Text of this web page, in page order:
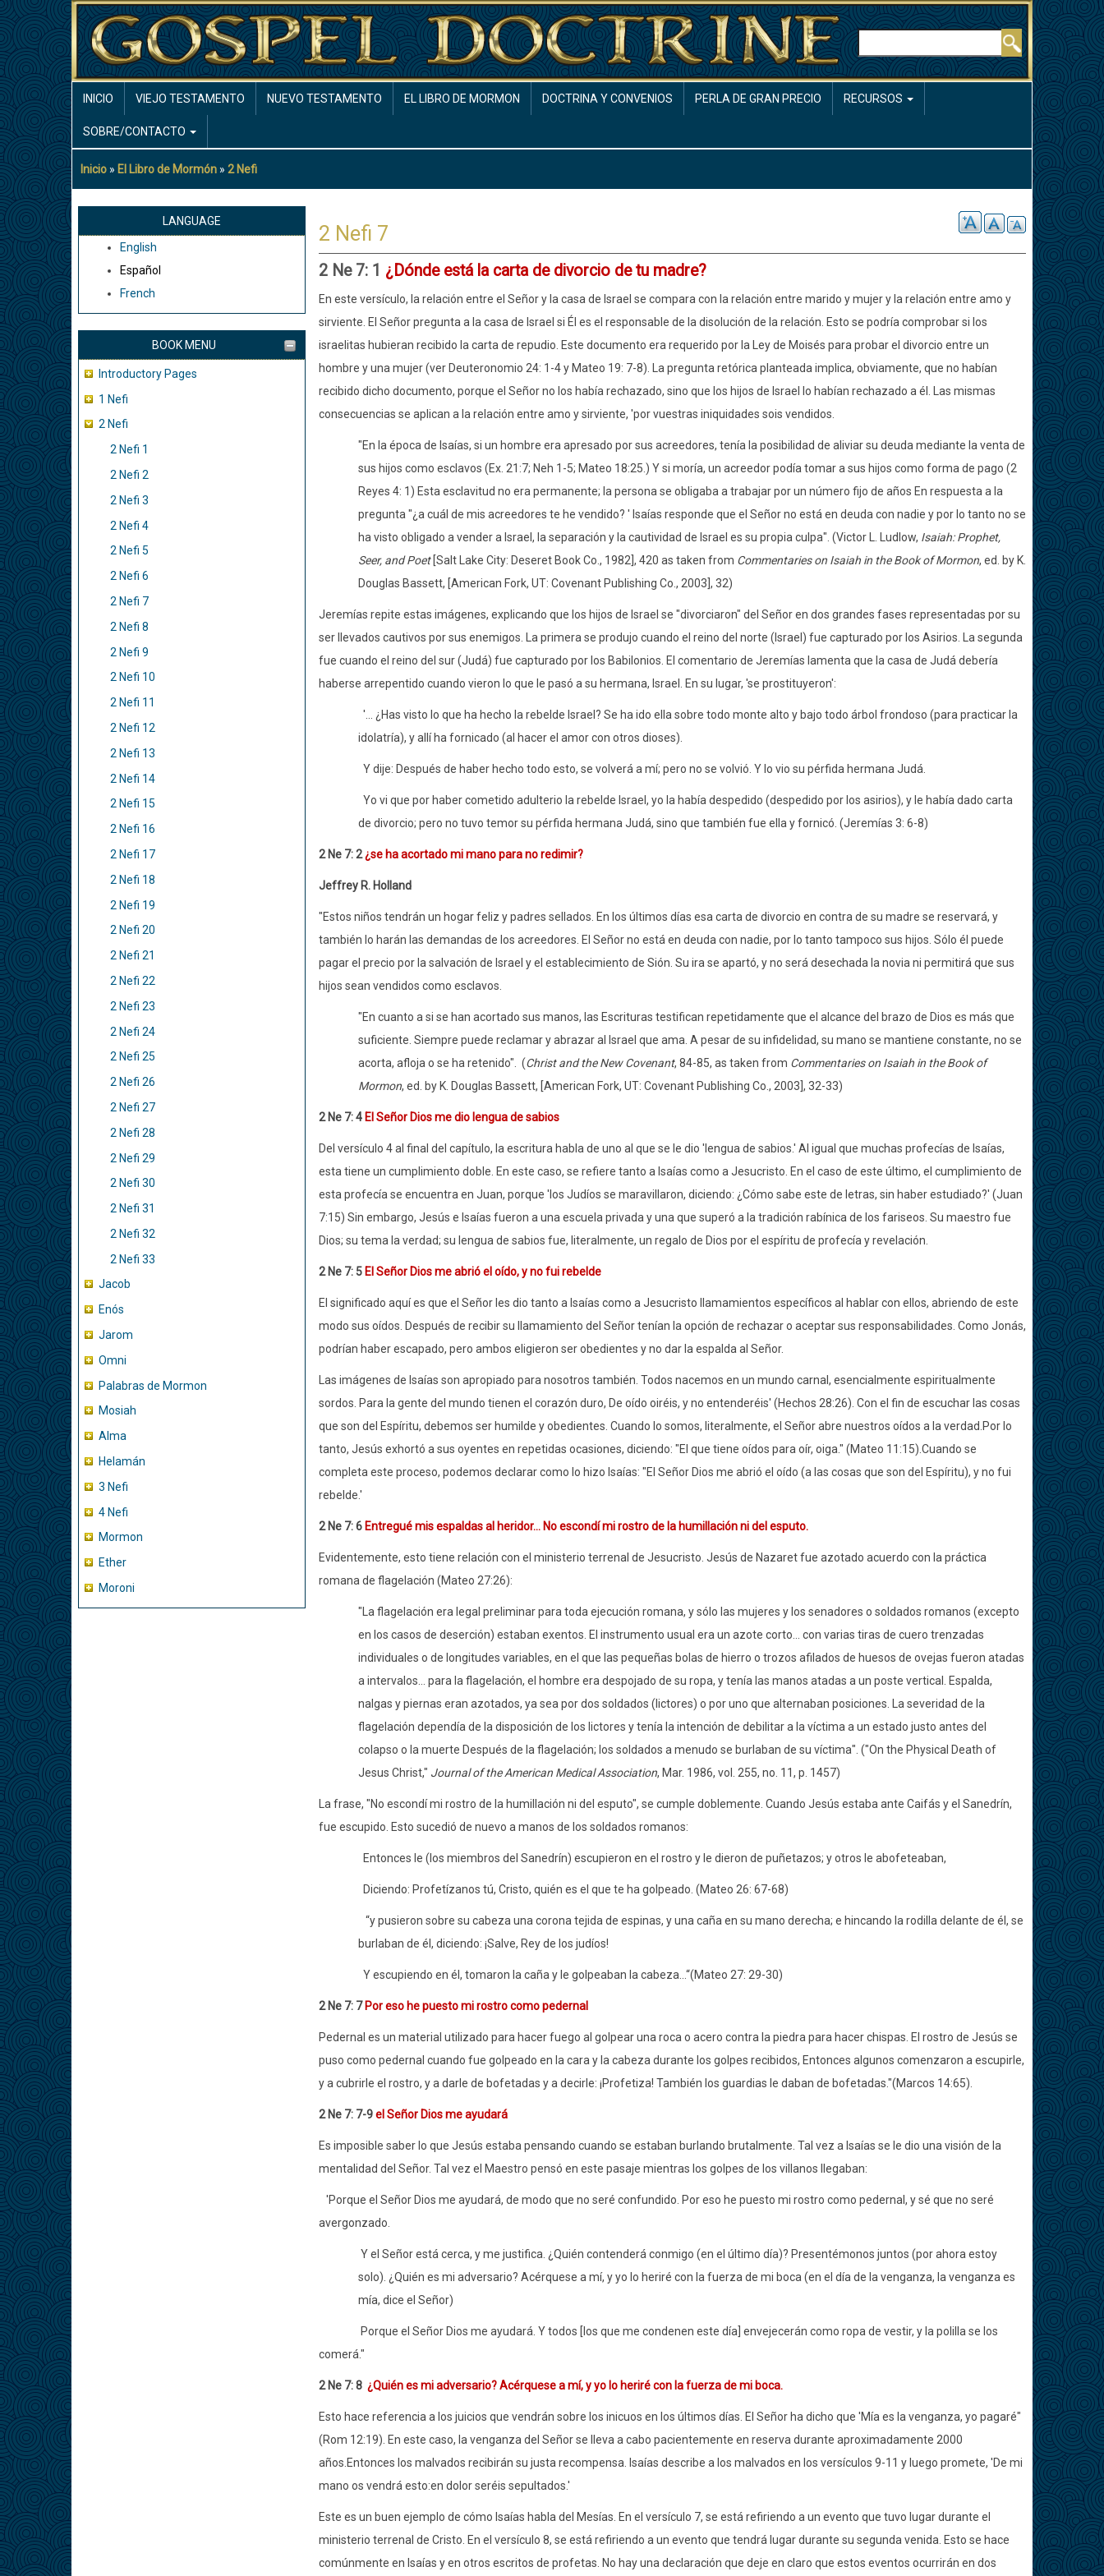
Pasar
al
contenido
principal
Buscar
NAVIGATION
INICIO VIEJO TESTAMENTO NUEVO TESTAMENTO EL LIBRO DE MORMON DOCTRINA Y CONVENIOS PERLA DE GRAN PRECIO RECURSOS
SOBRE/CONTACTO
Sobrescribir
enlaces
ayuda
navegación
Inicio El Libro de Mormón 2 Nefi
LANGUAGE
English
Español
French
BOOK MENU
Introductory Pages
1 Nefi
2 Nefi
2 Nefi 1
2 Nefi 2
2 Nefi 3
2 Nefi 4
2 Nefi 5
2 Nefi 6
2 Nefi 7
2 Nefi 8
2 Nefi 9
2 Nefi 10
2 Nefi 11
2 Nefi 12
2 Nefi 13
2 Nefi 14
2 Nefi 15
2 Nefi 16
2 Nefi 17
2 Nefi 18
2 Nefi 19
2 Nefi 20
2 Nefi 21
2 Nefi 22
2 Nefi 23
2 Nefi 24
2 Nefi 25
2 Nefi 26
2 Nefi 27
2 Nefi 28
2 Nefi 29
2 Nefi 30
2 Nefi 31
2 Nefi 32
2 Nefi 33
Jacob
Enós
Jarom
Omni
Palabras de Mormon
Mosiah
Alma
Helamán
3 Nefi
4 Nefi
Mormon
Ether
Moroni
2 Nefi 7
2 Ne 7: 1 ¿Dónde está la carta de divorcio de tu madre?
En este versículo, la relación entre el Señor y la casa de Israel se compara con la relación entre marido y mujer y la relación entre amo y
sirviente. El Señor pregunta a la casa de Israel si Él es el responsable de la disolución de la relación. Esto se podría comprobar si los
israelitas hubieran recibido la carta de repudio. Este documento era requerido por la Ley de Moisés para probar el divorcio entre un
hombre y una mujer (ver Deuteronomio 24: 1-4 y Mateo 19: 7-8). La pregunta retórica planteada implica, obviamente, que no habían
recibido dicho documento, porque el Señor no los había rechazado, sino que los hijos de Israel lo habían rechazado a él. Las mismas
consecuencias se aplican a la relación entre amo y sirviente, 'por vuestras iniquidades sois vendidos.
"En la época de Isaías, si un hombre era apresado por sus acreedores, tenía la posibilidad de aliviar su deuda mediante la venta de
sus hijos como esclavos (Ex. 21:7; Neh 1-5; Mateo 18:25.) Y si moría, un acreedor podía tomar a sus hijos como forma de pago (2
Reyes 4: 1) Esta esclavitud no era permanente; la persona se obligaba a trabajar por un número fijo de años En respuesta a la
pregunta "¿a cuál de mis acreedores te he vendido? ' Isaías responde que el Señor no está en deuda con nadie y por lo tanto no se
ha visto obligado a vender a Israel, la separación y la cautividad de Israel es su propia culpa". (Victor L. Ludlow, Isaiah: Prophet,
Seer, and Poet[Salt Lake City: Deseret Book Co., 1982], 420 as taken from Commentaries on Isaiah in the Book of Mormon, ed. by K.
Douglas Bassett, [American Fork, UT: Covenant Publishing Co., 2003], 32)
Jeremías repite estas imágenes, explicando que los hijos de Israel se "divorciaron" del Señor en dos grandes fases representadas por su
ser llevados cautivos por sus enemigos. La primera se produjo cuando el reino del norte (Israel) fue capturado por los Asirios. La segunda
fue cuando el reino del sur (Judá) fue capturado por los Babilonios. El comentario de Jeremías lamenta que la casa de Judá debería
haberse arrepentido cuando vieron lo que le pasó a su hermana, Israel. En su lugar, 'se prostituyeron':
'... ¿Has visto lo que ha hecho la rebelde Israel? Se ha ido ella sobre todo monte alto y bajo todo árbol frondoso (para practicar la
idolatría), y allí ha fornicado (al hacer el amor con otros dioses).
Y dije: Después de haber hecho todo esto, se volverá a mí; pero no se volvió. Y lo vio su pérfida hermana Judá.
Yo vi que por haber cometido adulterio la rebelde Israel, yo la había despedido (despedido por los asirios), y le había dado carta
de divorcio; pero no tuvo temor su pérfida hermana Judá, sino que también fue ella y fornicó. (Jeremías 3: 6-8)
2 Ne 7: 2¿se ha acortado mi mano para no redimir?
Jeffrey R. Holland
"Estos niños tendrán un hogar feliz y padres sellados. En los últimos días esa carta de divorcio en contra de su madre se reservará, y
también lo harán las demandas de los acreedores. El Señor no está en deuda con nadie, por lo tanto tampoco sus hijos. Sólo él puede
pagar el precio por la salvación de Israel y el establecimiento de Sión. Su ira se apartó, y no será desechada la novia ni permitirá que sus
hijos sean vendidos como esclavos.
"En cuanto a si se han acortado sus manos, las Escrituras testifican repetidamente que el alcance del brazo de Dios es más que
suficiente. Siempre puede reclamar y abrazar al Israel que ama. A pesar de su infidelidad, su mano se mantiene constante, no se
acorta, afloja o se ha retenido". (Christ and the New Covenant, 84-85, as taken from Commentaries on Isaiah in the Book of
Mormon, ed. by K. Douglas Bassett, [American Fork, UT: Covenant Publishing Co., 2003], 32-33)
2 Ne 7: 4 El Señor Dios me dio lengua de sabios
Del versículo 4 al final del capítulo, la escritura habla de uno al que se le dio 'lengua de sabios.' Al igual que muchas profecías de Isaías,
esta tiene un cumplimiento doble. En este caso, se refiere tanto a Isaías como a Jesucristo. En el caso de este último, el cumplimiento de
esta profecía se encuentra en Juan, porque 'los Judíos se maravillaron, diciendo: ¿Cómo sabe este de letras, sin haber estudiado?' (Juan
7:15) Sin embargo, Jesús e Isaías fueron a una escuela privada y una que superó a la tradición rabínica de los fariseos. Su maestro fue
Dios; su tema la verdad; su lengua de sabios fue, literalmente, un regalo de Dios por el espíritu de profecía y revelación.
2 Ne 7: 5 El Señor Dios me abrió el oído, y no fui rebelde
El significado aquí es que el Señor les dio tanto a Isaías como a Jesucristo llamamientos específicos al hablar con ellos, abriendo de este
modo sus oídos. Después de recibir su llamamiento del Señor tenían la opción de rechazar o aceptar sus responsabilidades. Como Jonás,
podrían haber escapado, pero ambos eligieron ser obedientes y no dar la espalda al Señor.
Las imágenes de Isaías son apropiado para nosotros también. Todos nacemos en un mundo carnal, esencialmente espiritualmente
sordos. Para la gente del mundo tienen el corazón duro, De oído oiréis, y no entenderéis' (Hechos 28:26). Con el fin de escuchar las cosas
que son del Espíritu, debemos ser humilde y obedientes. Cuando lo somos, literalmente, el Señor abre nuestros oídos a la verdad.Por lo
tanto, Jesús exhortó a sus oyentes en repetidas ocasiones, diciendo: "El que tiene oídos para oír, oiga." (Mateo 11:15).Cuando se
completa este proceso, podemos declarar como lo hizo Isaías: "El Señor Dios me abrió el oído (a las cosas que son del Espíritu), y no fui
rebelde.'
2 Ne 7: 6 Entregué mis espaldas al heridor... No escondí mi rostro de la humillación ni del esputo.
Evidentemente, esto tiene relación con el ministerio terrenal de Jesucristo. Jesús de Nazaret fue azotado acuerdo con la práctica
romana de flagelación (Mateo 27:26):
"La flagelación era legal preliminar para toda ejecución romana, y sólo las mujeres y los senadores o soldados romanos (excepto
en los casos de deserción) estaban exentos. El instrumento usual era un azote corto... con varias tiras de cuero trenzadas
individuales o de longitudes variables, en el que las pequeñas bolas de hierro o trozos afilados de huesos de ovejas fueron atadas
a intervalos... para la flagelación, el hombre era despojado de su ropa, y tenía las manos atadas a un poste vertical. Espalda,
nalgas y piernas eran azotados, ya sea por dos soldados (lictores) o por uno que alternaban posiciones. La severidad de la
flagelación dependía de la disposición de los lictores y tenía la intención de debilitar a la víctima a un estado justo antes del
colapso o la muerte Después de la flagelación; los soldados a menudo se burlaban de su víctima". ("On the Physical Death of
Jesus Christ," Journal of the American Medical Association, Mar. 1986, vol. 255, no. 11, p. 1457)
La frase, "No escondí mi rostro de la humillación ni del esputo", se cumple doblemente. Cuando Jesús estaba ante Caifás y el Sanedrín,
fue escupido. Esto sucedió de nuevo a manos de los soldados romanos:
Entonces le (los miembros del Sanedrín) escupieron en el rostro y le dieron de puñetazos; y otros le abofeteaban,
Diciendo: Profetízanos tú, Cristo, quién es el que te ha golpeado. (Mateo 26: 67-68)
“y pusieron sobre su cabeza una corona tejida de espinas, y una caña en su mano derecha; e hincando la rodilla delante de él, se
burlaban de él, diciendo: ¡Salve, Rey de los judíos!
Y escupiendo en él, tomaron la caña y le golpeaban la cabeza...“(Mateo 27: 29-30)
2 Ne 7: 7 Por eso he puesto mi rostro como pedernal
Pedernal es un material utilizado para hacer fuego al golpear una roca o acero contra la piedra para hacer chispas. El rostro de Jesús se
puso como pedernal cuando fue golpeado en la cara y la cabeza durante los golpes recibidos, Entonces algunos comenzaron a escupirle,
y a cubrirle el rostro, y a darle de bofetadas y a decirle: ¡Profetiza! También los guardias le daban de bofetadas."(Marcos 14:65).
2 Ne 7: 7-9el Señor Dios me ayudará
Es imposible saber lo que Jesús estaba pensando cuando se estaban burlando brutalmente. Tal vez a Isaías se le dio una visión de la
mentalidad del Señor. Tal vez el Maestro pensó en este pasaje mientras los golpes de los villanos llegaban:
'Porque el Señor Dios me ayudará, de modo que no seré confundido. Por eso he puesto mi rostro como pedernal, y sé que no seré
avergonzado.
Y el Señor está cerca, y me justifica. ¿Quién contenderá conmigo (en el último día)? Presentémonos juntos (por ahora estoy
solo). ¿Quién es mi adversario? Acérquese a mí, y yo lo heriré con la fuerza de mi boca (en el día de la venganza, la venganza es
mía, dice el Señor)
Porque el Señor Dios me ayudará. Y todos [los que me condenen este día] envejecerán como ropa de vestir, y la polilla se los
comerá."
2 Ne 7: 8 ¿Quién es mi adversario? Acérquese a mí, y yo lo heriré con la fuerza de mi boca.
Esto hace referencia a los juicios que vendrán sobre los inicuos en los últimos días. El Señor ha dicho que 'Mía es la venganza, yo pagaré"
(Rom 12:19). En este caso, la venganza del Señor se lleva a cabo pacientemente en reserva durante aproximadamente 2000
años.Entonces los malvados recibirán su justa recompensa. Isaías describe a los malvados en los versículos 9-11 y luego promete, 'De mi
mano os vendrá esto:en dolor seréis sepultados.'
Este es un buen ejemplo de cómo Isaías habla del Mesías. En el versículo 7, se está refiriendo a un evento que tuvo lugar durante el
ministerio terrenal de Cristo. En el versículo 8, se está refiriendo a un evento que tendrá lugar durante su segunda venida. Esto se hace
comúnmente en Isaías y en otros escritos de profetas. No hay una declaración que deje en claro que estos eventos ocurrirán en dos